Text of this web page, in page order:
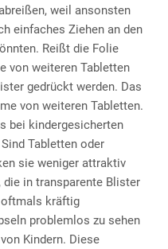
weil ansonsten
einfaches Ziehen an den
Reißt die Folie
von weiteren Tabletten
gedrückt werden. Das
von weiteren Tabletten.
bei kindergesicherten
Tabletten oder
sie weniger attraktiv
die in transparente Blister
oftmals kräftig
problemlos zu sehen
Kindern. Diese